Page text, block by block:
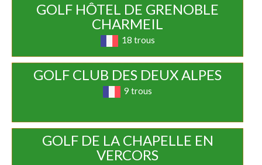
GOLF HÔTEL DE GRENOBLE
CHARMEIL
18 trous
GOLF CLUB DES DEUX ALPES
9 trous
GOLF DE LA CHAPELLE EN
VERCORS